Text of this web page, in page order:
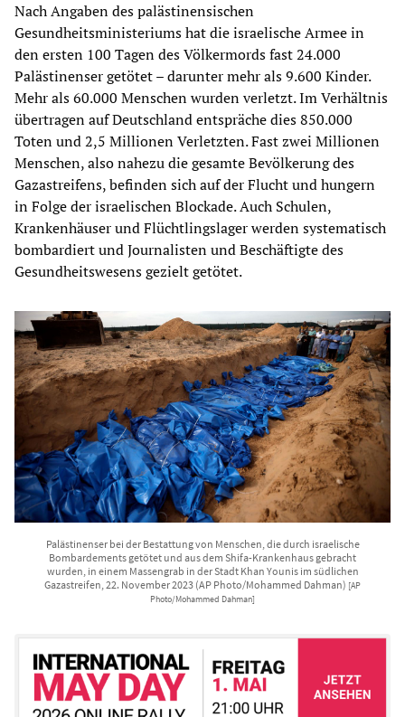
Nach Angaben des palästinensischen
Gesundheitsministeriums hat die israelische Armee in
den ersten 100 Tagen des Völkermords fast 24.000
Palästinenser getötet – darunter mehr als 9.600 Kinder.
Mehr als 60.000 Menschen wurden verletzt. Im Verhältnis
übertragen auf Deutschland entspräche dies 850.000
Toten und 2,5 Millionen Verletzten. Fast zwei Millionen
Menschen, also nahezu die gesamte Bevölkerung des
Gazastreifens, befinden sich auf der Flucht und hungern
in Folge der israelischen Blockade. Auch Schulen,
Krankenhäuser und Flüchtlingslager werden systematisch
bombardiert und Journalisten und Beschäftigte des
Gesundheitswesens gezielt getötet.
Palästinenser bei der Bestattung von Menschen, die durch israelische
Bombardements getötet und aus dem Shifa-Krankenhaus gebracht
wurden, in einem Massengrab in der Stadt Khan Younis im südlichen
Gazastreifen, 22. November 2023 (AP Photo/Mohammed Dahman) [AP
Photo/Mohammed Dahman]